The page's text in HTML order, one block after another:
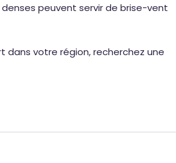
peuvent servir de brise-vent
dans votre région, recherchez une